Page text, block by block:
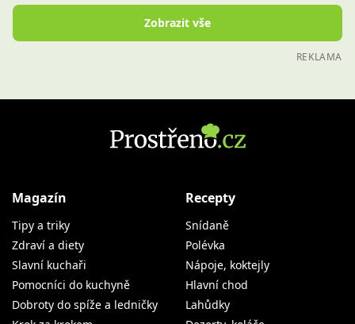
Zobrazit vše
REKLAMA
Magazín
Tipy a triky
Zdraví a diety
Slavní kuchaři
Pomocníci do kuchyně
Dobroty do spíže a ledničky
Recepty
Snídaně
Polévka
Nápoje, koktejly
Hlavní chod
Lahůdky